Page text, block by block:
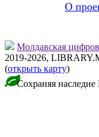
О
Молдавская
2019-2026,
(открыть карту)
Сохраняя